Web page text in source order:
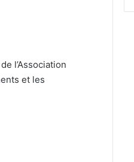
l’Association
et les